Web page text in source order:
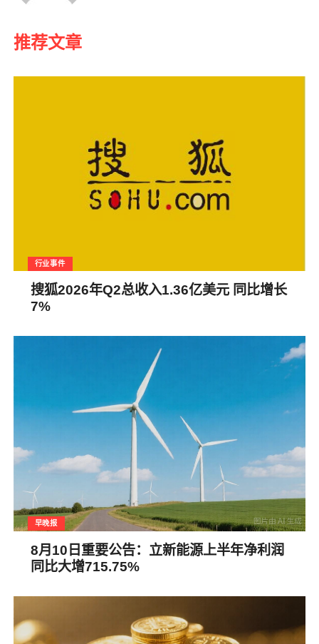
推荐文章
行业事件
搜狐2026年Q2总收入1.36亿美元 同比增长
7%
早晚报
8月10日重要公告：立新能源上半年净利润
同比大增715.75%